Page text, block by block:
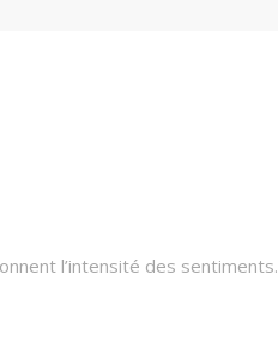
l’intensité des sentiments.